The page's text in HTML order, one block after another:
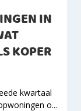
IN
KOPER
kwartaal
o...